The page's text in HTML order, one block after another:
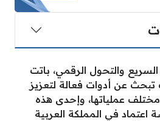
والتحول الرقمي، باتت
عن أدوات فعالة لتعزيز
عملياتها، وإحدى هذه
اعتماد في المملكة العربية